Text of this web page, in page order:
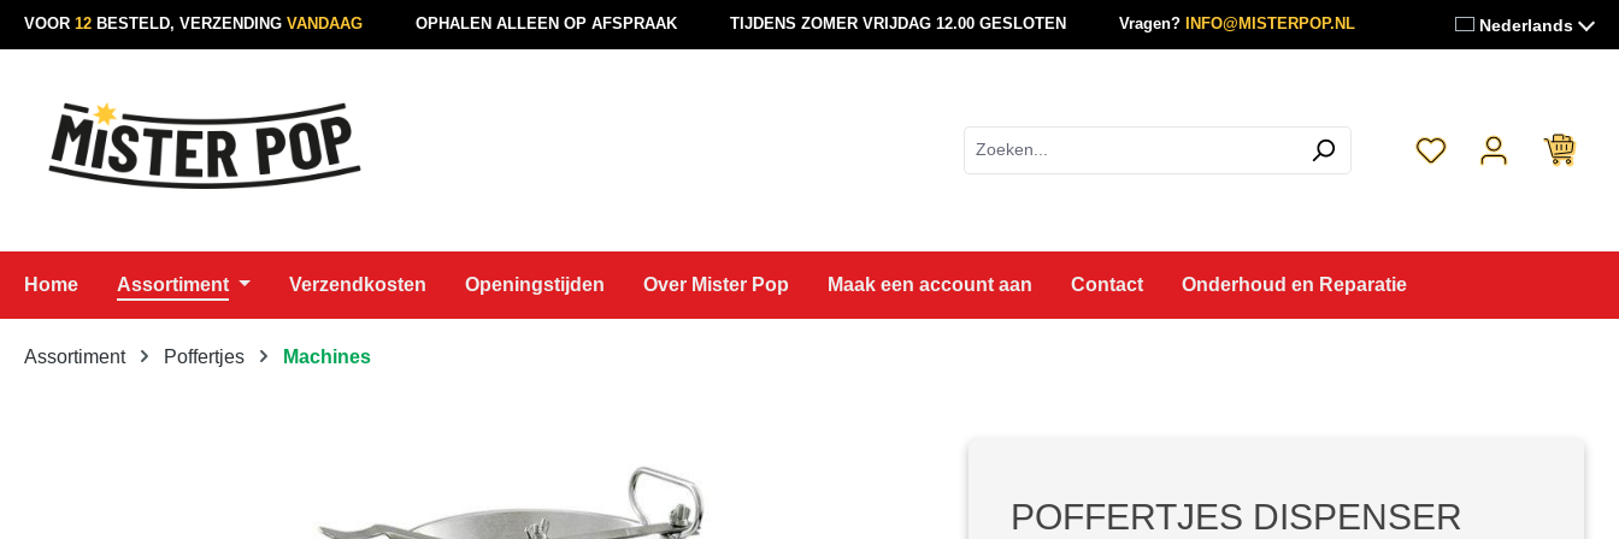
de hoofdinhoud
Ga naar de zoekopdracht
Ga naar de hoofdnavigatie
VOOR 12 BESTELD, VERZENDING VANDAAG OPHALEN ALLEEN OP AFSPRAAK TIJDENS ZOMER VRIJDAG 12.00 GESLOTEN Vragen? INFO@MISTERPOP.NL Nederlands
Je hebt 0 items op
Home Assortiment Verzendkosten Openingstijden Over Mister Pop Maak een account aan Contact Onderhoud en Reparatie
Assortiment Poffertjes Machines
POFFERTJES DISPENSER